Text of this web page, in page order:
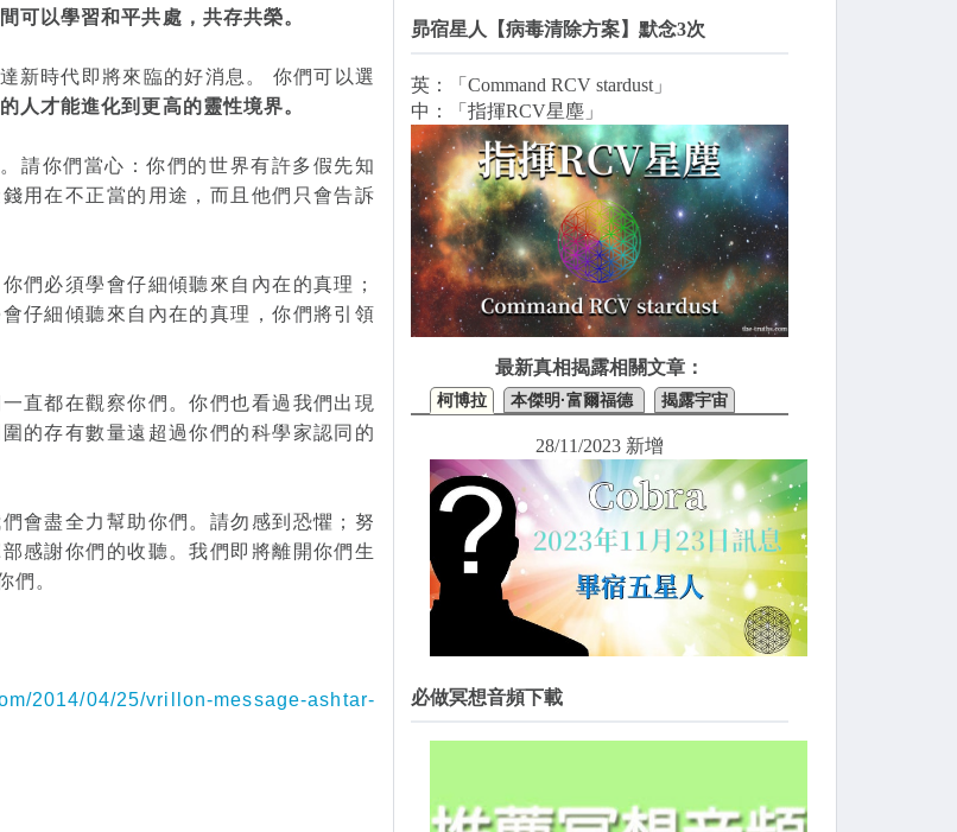
可以學習和平共處，共存共榮。
新時代即將來臨的好消息。 你們可以選
人才能進化到更高的靈性境界。
請你們當心：你們的世界有許多假先知
用在不正當的用途，而且他們只會告訴
們必須學會仔細傾聽來自內在的真理；
仔細傾聽來自內在的真理，你們將引領
直都在觀察你們。你們也看過我們出現
的存有數量遠超過你們的科學家認同的
會盡全力幫助你們。請勿感到恐懼；努
感謝你們的收聽。我們即將離開你們生
們。
2014/04/25/vrillon-message-ashtar-
昴宿星人【病毒清除方案】默念3次
英：「Command RCV stardust」
中：「指揮RCV星塵」
最新真相揭露相關文章：
柯博拉 本傑明·富爾福德 揭露宇宙
28/11/2023 新增
必做冥想音頻下載